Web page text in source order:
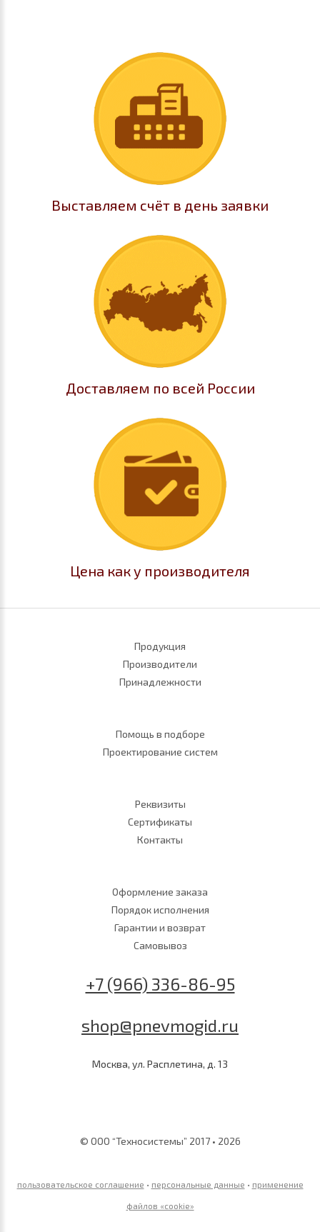
Выставляем счёт в день заявки
Доставляем по всей России
Цена как у производителя
Продукция
Производители
Принадлежности
Помощь в подборе
Проектирование систем
Реквизиты
Сертификаты
Контакты
Оформление заказа
Порядок исполнения
Гарантии и возврат
Самовывоз
+7 (966) 336-86-95
shop@pnevmogid.ru
Москва, ул. Расплетина, д. 13
© ООО “Техносистемы” 2017 • 2026
пользовательское соглашение • персональные данные • применение
файлов «сookie»